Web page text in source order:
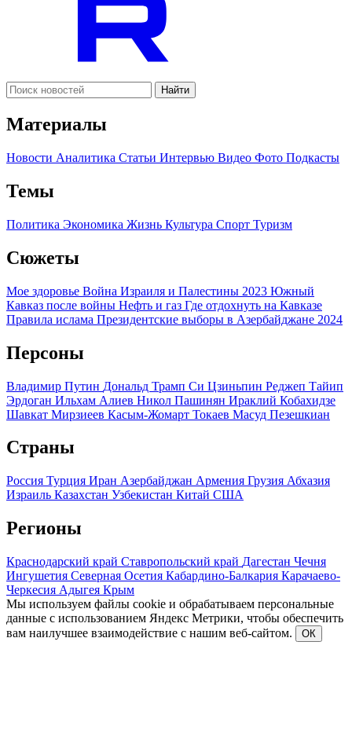
Найти
Материалы
Новости Аналитика Статьи Интервью Видео Фото Подкасты
Темы
Политика Экономика Жизнь Культура Спорт Туризм
Сюжеты
Мое здоровье Война Израиля и Палестины 2023 Южный
Кавказ после войны Нефть и газ Где отдохнуть на Кавказе
Правила ислама Президентские выборы в Азербайджане 2024
Персоны
Владимир Путин Дональд Трамп Си Цзиньпин Реджеп Тайип
Эрдоган Ильхам Алиев Никол Пашинян Ираклий Кобахидзе
Шавкат Мирзиеев Касым-Жомарт Токаев Масуд Пезешкиан
Страны
Россия Турция Иран Азербайджан Армения Грузия Абхазия
Израиль Казахстан Узбекистан Китай США
Регионы
Краснодарский край Ставропольский край Дагестан Чечня
Ингушетия Северная Осетия Кабардино-Балкария Карачаево-
Черкесия Адыгея Крым
Мы используем файлы cookie и обрабатываем персональные
данные с использованием Яндекс Метрики, чтобы обеспечить
вам наилучшее взаимодействие с нашим веб-сайтом.
ОК